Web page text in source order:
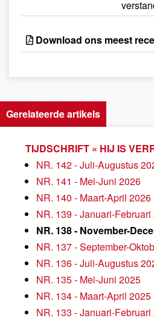
Download ons meest
Gerelateerde artikels
TIJDSCHRIFT « HIJ IS
NR. 142 - Juli-Augustus
NR. 141 - Mei-Juni 2026
NR. 140 - Maart-April 2026
NR. 139 - Januari-Februari
NR. 138 - November-
NR. 137 - September-
NR. 136 - Juli-Augustus
NR. 135 - Mei-Juni 2025
NR. 134 - Maart-April 2025
NR. 133 - Januari-Februari